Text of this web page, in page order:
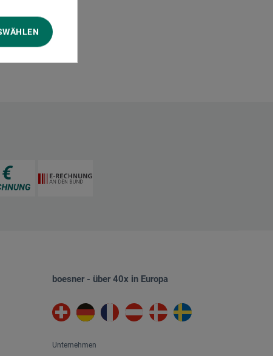
boesner - über 40x in Europa
Unternehmen